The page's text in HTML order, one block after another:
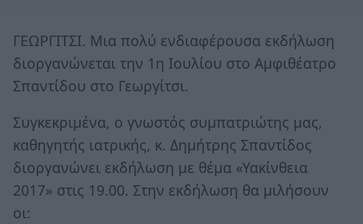
ΓΕΩΡΓΙΤΣΙ. Μια πολύ ενδιαφέρουσα εκδήλωση
διοργανώνεται την 1η Ιουλίου στο Αμφιθέατρο
Σπαντίδου στο Γεωργίτσι.
Συγκεκριμένα, ο γνωστός συμπατριώτης μας,
καθηγητής ιατρικής, κ. Δημήτρης Σπαντίδος
διοργανώνει εκδήλωση με θέμα «Υακίνθεια
2017» στις 19.00. Στην εκδήλωση θα μιλήσουν
οι: